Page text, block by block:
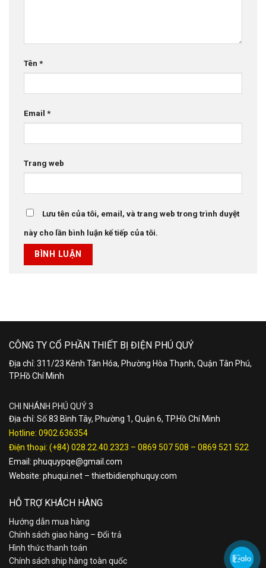
Tên *
Email *
Trang web
Lưu tên của tôi, email, và trang web trong trình duyệt
này cho lần bình luận kế tiếp của tôi.
CÔNG TY CỔ PHẦN THIẾT BỊ ĐIỆN PHÚ QUÝ
Địa chỉ: 311/23 Kênh Tân Hóa, Phường Hòa Thạnh, Quận Tân Phú,
TP.Hồ Chí Minh
CHI NHÁNH PHÚ QUÝ 3
Địa chỉ: Số 83 Bình Tây, Phường 1, Quận 6, TP.Hồ Chí Minh
Hotline: 0902.636354
Điện thoại: (+84) 028.22.40.2323 – 0869 507 508 – 0869 521 522
Email: phuquypqe@gmail.com
Website: phuqui.net – thietbidienphuquy.com
HỖ TRỢ KHÁCH HÀNG
Hướng dẫn mua hàng
Chính sách giao hàng – Đổi trả
Hình thức thanh toán
Chính sách ship hàng toàn quốc